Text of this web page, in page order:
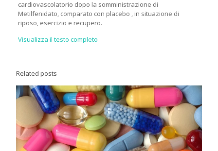
cardiovascolatorio dopo la somministrazione di
Metilfenidato, comparato con placebo , in situazione di
riposo, esercizio e recupero.
Visualizza il testo completo
Related posts